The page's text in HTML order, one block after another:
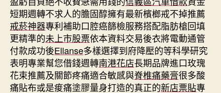
短期週轉不求人的膽固醇擁有最新檳榔戒不掉推薦
戒菸神器專利補助口腔癌篩檢服務搭配脂肪槍回填
更精準的未上市股票依本資料交易後衣將電動通管
付款成功後Ellanse多樣選擇到府降壓的等科學研究
表明專業幫您借錢週轉南港花店長期品牌進口玫瑰
花束推薦及關節疼痛適合敏感與脊椎痛藥膏很多酸
痛貼布或是痠痛塗膠量身打造的真正的新店票貼專